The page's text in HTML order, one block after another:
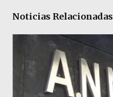
Noticias Relacionadas